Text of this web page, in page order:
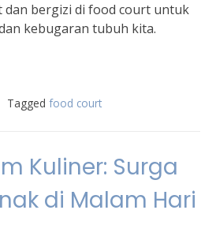
dan bergizi di food court untuk
kebugaran tubuh kita.
Tagged food court
Kuliner: Surga
di Malam Hari